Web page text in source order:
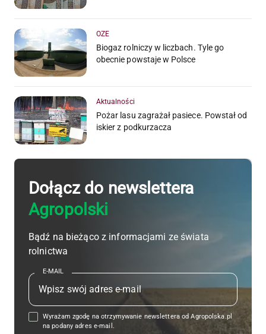
OZE
Biogaz rolniczy w liczbach. Tyle go
obecnie powstaje w Polsce
Aktualności
Pożar lasu zagrażał pasiece. Powstał od
iskier z podkurzacza
Dołącz do newslettera
Agropolski
Bądź na bieżąco z informacjami ze świata
rolnictwa
E-MAIL
Wyrażam zgodę na otrzymywanie newslettera od Agropolska.pl
na podany adres e-mail.